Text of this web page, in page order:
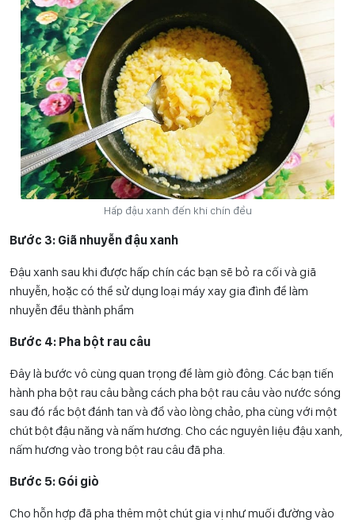
Hấp đậu xanh đến khi chín đều
Bước 3: Giã nhuyễn đậu xanh
Đậu xanh sau khi được hấp chín các bạn sẽ bỏ ra cối và giã
nhuyễn, hoặc có thể sử dụng loại máy xay gia đình để làm
nhuyễn đều thành phẩm
Bước 4: Pha bột rau câu
Đây là bước vô cùng quan trọng để làm giò đông. Các bạn tiến
hành pha bột rau câu bằng cách pha bột rau câu vào nước sóng
sau đó rắc bột đánh tan và đổ vào lòng chảo, pha cùng với một
chút bột đậu năng và nấm hương. Cho các nguyên liệu đậu xanh,
nấm hương vào trong bột rau câu đã pha.
Bước 5: Gói giò
Cho hỗn hợp đã pha thêm một chút gia vị như muối đường vào